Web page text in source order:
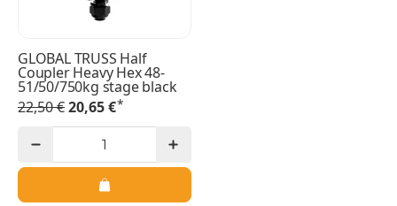
GLOBAL TRUSS Half
Coupler Heavy Hex 48-
51/50/750kg stage black
22,50 €20,65 €*